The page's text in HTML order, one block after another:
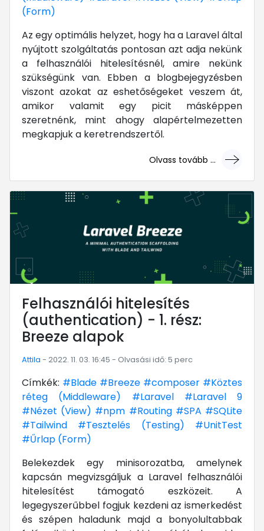
(Form)
Az egy optimális helyzet, hogy ha a Laravel által
nyújtott szolgáltatás pontosan azt adja nekünk
a felhasználói hitelesítésnél, amire nekünk
szükségünk van. Ebben a blogbejegyzésben
viszont azokat az eshetőségeket veszem át,
amikor valamit egy picit másképpen
szeretnénk, mint ahogy alapértelmezetten
megkapjuk a keretrendszertől.
Olvass tovább ...
... mert megéri!
Felhasználói hitelesítés
(authentication) - 1. rész:
Breeze alapok
Attila - 2022. 11. 03. 16:45 - Olvasási idő: 5 perc
Címkék: #Blade #Breeze #composer #Köztes
réteg (Middleware)
#Laravel
#Laravel 9
#Nézet (View) #npm #Routing #SPA #SQLite
#Tailwind
#Tesztelés (Testing)
#UnitTest
#Űrlap (Form)
Belekezdek egy minisorozatba, amelynek
kapcsán megvizsgáljuk a Laravel felhasználói
hitelesítést támogató eszközeit. A
legegyszerűbbel fogjuk kezdeni az ismerkedést
és szépen haladunk majd a bonyolultabbak